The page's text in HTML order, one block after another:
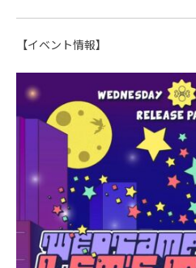
【イベント情報】